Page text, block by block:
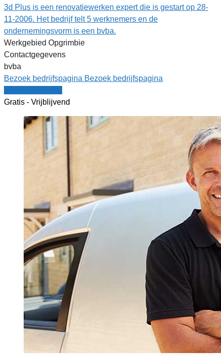
3d Plus is een renovatiewerken expert die is gestart op 28-
11-2006. Het bedrijf telt 5 werknemers en de
ondernemingsvorm is een bvba.
Werkgebied Opgrimbie
Contactgegevens
bvba
Bezoek bedrijfspagina Bezoek bedrijfspagina
Gratis - Vrijblijvend